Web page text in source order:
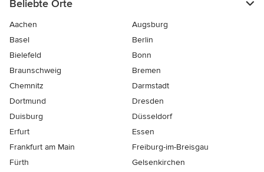
Beliebte Orte
Aachen
Augsburg
Basel
Berlin
Bielefeld
Bonn
Braunschweig
Bremen
Chemnitz
Darmstadt
Dortmund
Dresden
Duisburg
Düsseldorf
Erfurt
Essen
Frankfurt am Main
Freiburg-im-Breisgau
Fürth
Gelsenkirchen